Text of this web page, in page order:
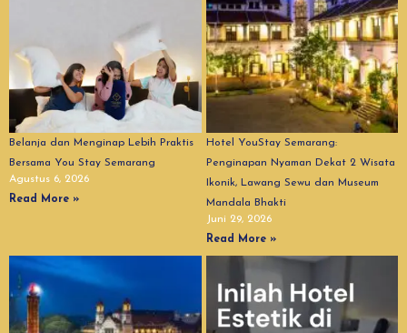
Belanja dan Menginap Lebih Praktis
Bersama You Stay Semarang
Agustus 6, 2026
Read More »
Hotel YouStay Semarang:
Penginapan Nyaman Dekat 2 Wisata
Ikonik, Lawang Sewu dan Museum
Mandala Bhakti
Juni 29, 2026
Read More »